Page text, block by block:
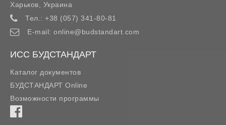
Харьков
Украина
Тел.: +38 (057) 341-80-81
E-mail: online@budstandart.com
ИСС БУДСТАНДАРТ
Каталог документов
БУДСТАНДАРТ Online
Возможности программы